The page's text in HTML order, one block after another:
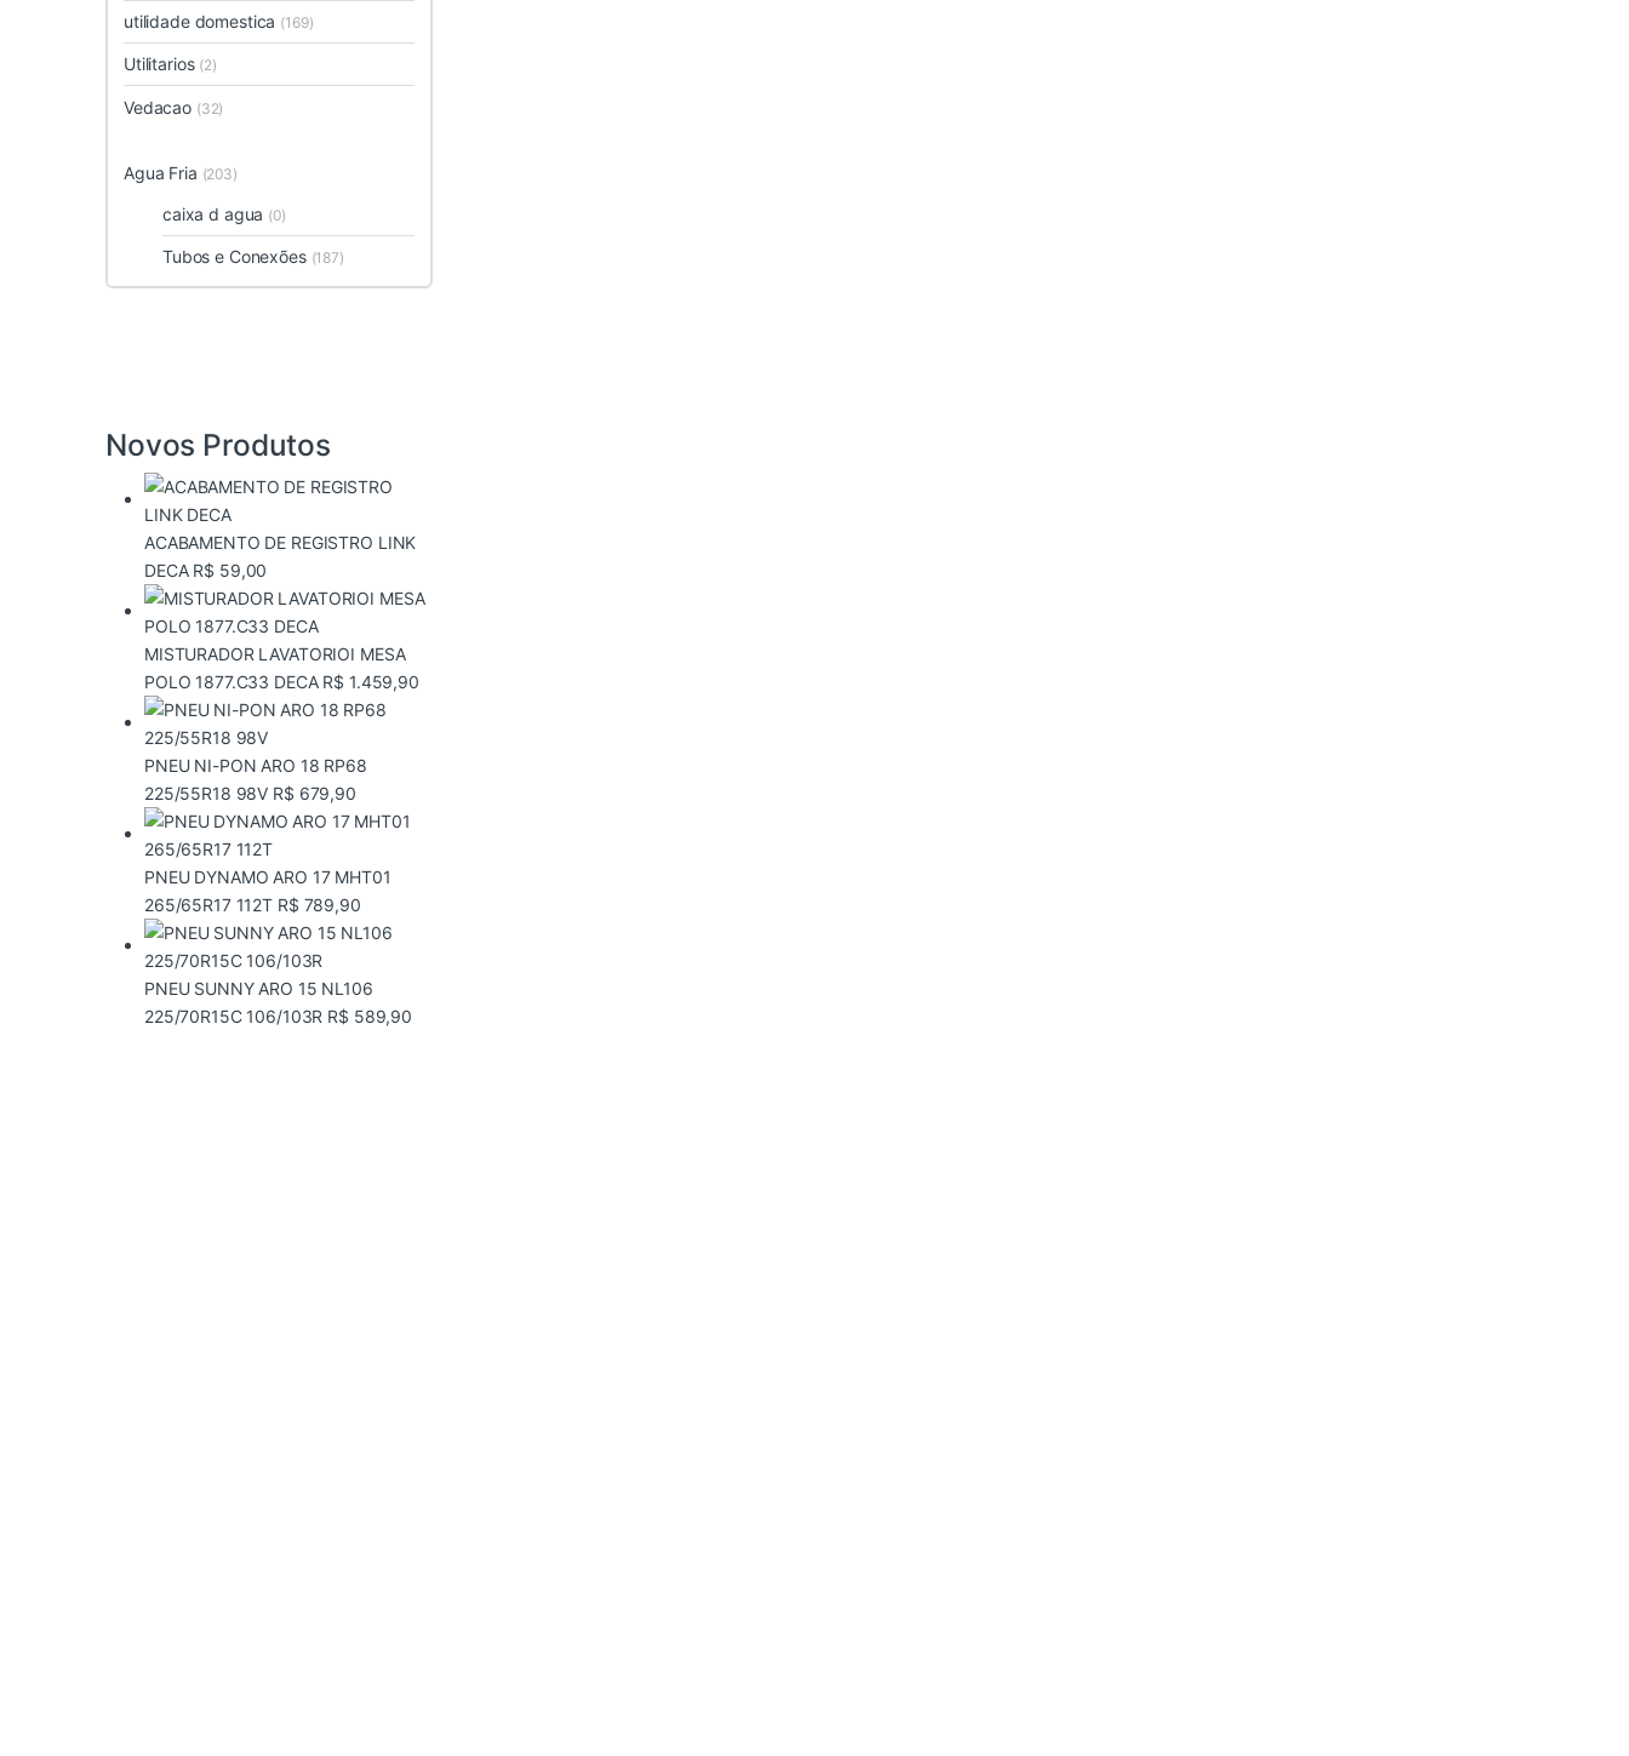
utilidade domestica (169)
Utilitarios (2)
Vedacao (32)
Agua Fria (203)
caixa d agua (0)
Tubos e Conexões (187)
Novos Produtos
ACABAMENTO DE REGISTRO LINK
DECA R$ 59,00
MISTURADOR LAVATORIOI MESA
POLO 1877.C33 DECA R$ 1.459,90
PNEU NI-PON ARO 18 RP68
225/55R18 98V R$ 679,90
PNEU DYNAMO ARO 17 MHT01
265/65R17 112T R$ 789,90
PNEU SUNNY ARO 15 NL106
225/70R15C 106/103R R$ 589,90